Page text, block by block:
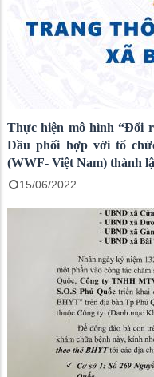
Thực hiện mô hình “Đổi
Dầu phối hợp với tổ
(WWF- Việt Nam) thành
15/06/2022